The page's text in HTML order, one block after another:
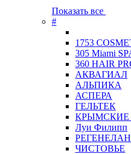
Показать все
#
1753
305 Miami
360 HAIR
АКВАГИАЛ
АЛЬПИКА
АСПЕРА
ГЕЛЬТЕК
КРЫМСКИЕ
Луи Филипп
РЕГЕНЕЛАН
ЧИСТОВЬЕ